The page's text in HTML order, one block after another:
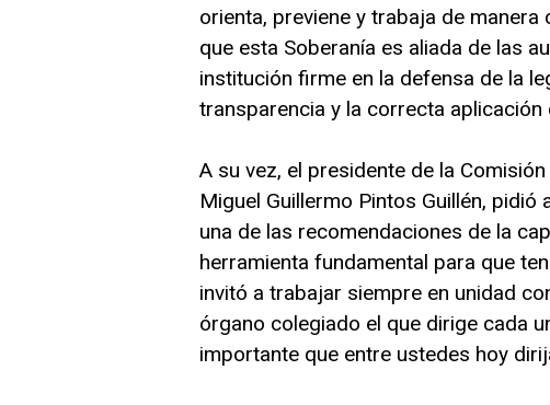
orienta, previene y trabaja de
que esta Soberanía es aliada de las
institución firme en la defensa de la
transparencia y la correcta
A su vez, el presidente de la
Miguel Guillermo Pintos Guillén,
una de las recomendaciones de la
herramienta fundamental para que
invitó a trabajar siempre en unidad
órgano colegiado el que dirige cada
importante que entre ustedes hoy